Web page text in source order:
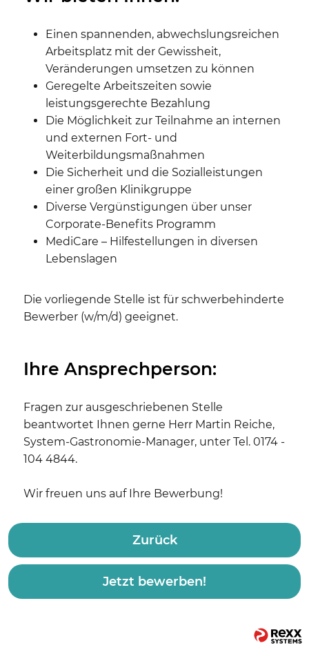
Einen spannenden, abwechslungsreichen
Arbeitsplatz mit der Gewissheit,
Veränderungen umsetzen zu können
Geregelte Arbeitszeiten sowie
leistungsgerechte Bezahlung
Die Möglichkeit zur Teilnahme an internen
und externen Fort- und
Weiterbildungsmaßnahmen
Die Sicherheit und die Sozialleistungen
einer großen Klinikgruppe
Diverse Vergünstigungen über unser
Corporate-Benefits Programm
MediCare – Hilfestellungen in diversen
Lebenslagen
Die vorliegende Stelle ist für schwerbehinderte
Bewerber (w/m/d) geeignet.
Ihre Ansprechperson:
Fragen zur ausgeschriebenen Stelle
beantwortet Ihnen gerne Herr Martin Reiche,
System-Gastronomie-Manager, unter Tel. 0174 -
104 4844.
Wir freuen uns auf Ihre Bewerbung!
Zurück
Jetzt bewerben!